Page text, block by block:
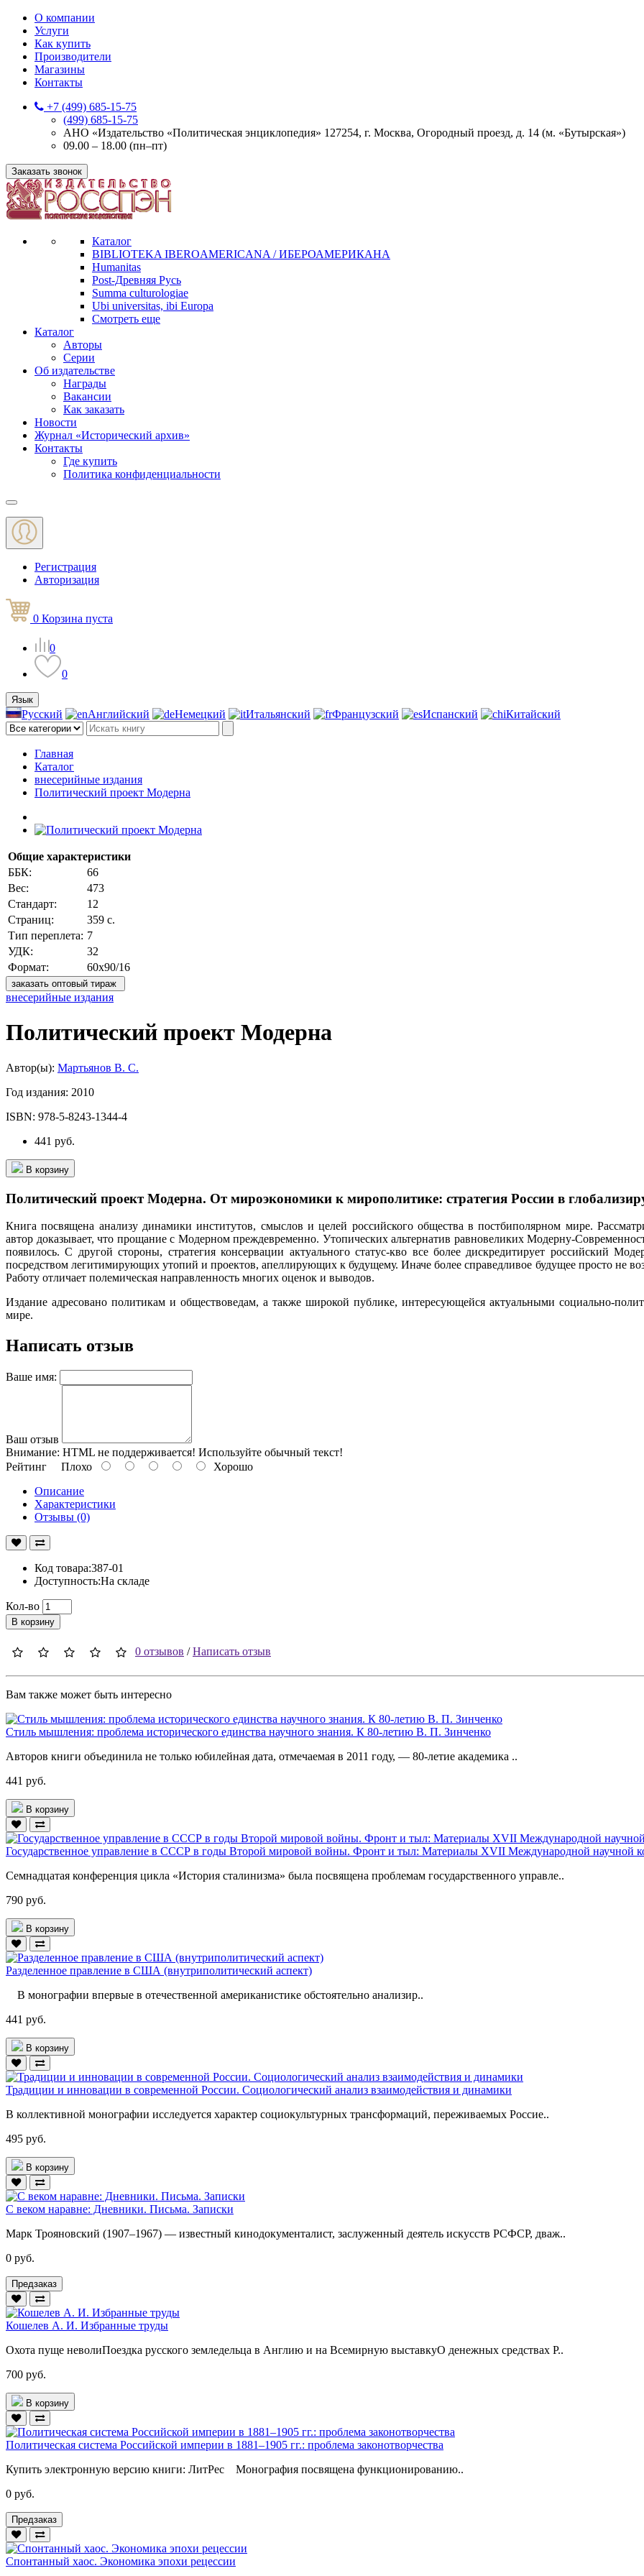
О компании
Услуги
Как купить
Производители
Магазины
Контакты
+7 (499) 685-15-75
(499) 685-15-75
АНО «Издательство «Политическая энциклопедия» 127254, г. Москва, Огородный проезд, д. 14 (м. «Бутырская»)
09.00 – 18.00 (пн–пт)
Заказать звонок
Каталог
BIBLIOTEKA IBEROAMERICANA / ИБЕРОАМЕРИКАНА
Humanitas
Post-Древняя Русь
Summa culturologiae
Ubi universitas, ibi Europa
Смотреть еще
Каталог
Авторы
Серии
Об издательстве
Награды
Вакансии
Как заказать
Новости
Журнал «Исторический архив»‎
Контакты
Где купить
Политика конфиденциальности
Меню
Регистрация
Авторизация
0 Корзина пуста
0
0
Язык
Русский Английский Немецкий Итальянский Французский Испанский Китайский
Главная
Каталог
внесерийные издания
Политический проект Модерна
Общие характеристики
ББК:
66
Вес:
473
Стандарт:
12
Страниц:
359 с.
Тип переплета: 7
УДК:
32
Формат:
60x90/16
заказать оптовый тираж
внесерийные издания
Политический проект Модерна
Автор(ы): Мартьянов В. С.
Год издания: 2010
ISBN: 978-5-8243-1344-4
441 руб.
В корзину
Политический проект Модерна. От мироэкономики к мирополитике: стратегия России в
Книга посвящена анализу динамики институтов, смыслов и целей российского общества в постбиполярном мире.
автор доказывает, что прощание с Модерном преждевременно. Утопических альтернатив равновеликих Модерну-
появилось. С другой стороны, стратегия консервации актуального статус-кво все более дискредитирует российский
посредством легитимирующих утопий и проектов, апеллирующих к будущему. Иначе более справедливое будущее просто не
Работу отличает полемическая направленность многих оценок и выводов.
Издание адресовано политикам и обществоведам, а также широкой публике, интересующейся актуальными социально-
мире.
Написать отзыв
Ваше имя:
Ваш отзыв
Внимание: HTML не поддерживается! Используйте обычный текст!
Рейтинг Плохо Хорошо
Описание
Характеристики
Отзывы (0)
Код товара:387-01
Доступность:На складе
Кол-во
В корзину
0 отзывов /Написать отзыв
Вам также может быть интересно
Стиль мышления: проблема исторического единства научного знания. К 80-летию В. П. Зинченко
Авторов книги объединила не только юбилейная дата, отмечаемая в 2011 году, — 80-летие академика ..
441 руб.
В корзину
Государственное управление в СССР в годы Второй мировой войны. Фронт и тыл: Материалы XVII Международной научной
Семнадцатая конференция цикла «История сталинизма» была посвящена проблемам государственного управле..
790 руб.
В корзину
Разделенное правление в США (внутриполитический аспект)
В монографии впервые в отечественной американистике обстоятельно анализир..
441 руб.
В корзину
Традиции и инновации в современной России. Социологический анализ взаимодействия и динамики
В коллективной монографии исследуется характер социокультурных трансформаций, переживаемых Россие..
495 руб.
В корзину
С веком наравне: Дневники. Письма. Записки
Марк Трояновский (1907–1967) — известный кинодокументалист, заслуженный деятель искусств РСФСР, дваж..
0 руб.
Предзаказ
Кошелев А. И. Избранные труды
Охота пуще неволиПоездка русского земледельца в Англию и на Всемирную выставкуО денежных средствах Р..
700 руб.
В корзину
Политическая система Российской империи в 1881–1905 гг.: проблема законотворчества
Купить электронную версию книги: ЛитРес Монография посвящена функционированию..
0 руб.
Предзаказ
Спонтанный хаос. Экономика эпохи рецессии